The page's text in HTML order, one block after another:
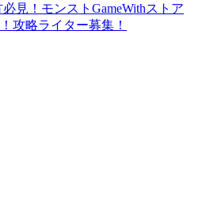
見！モンストGameWithストア
攻略ライター募集！